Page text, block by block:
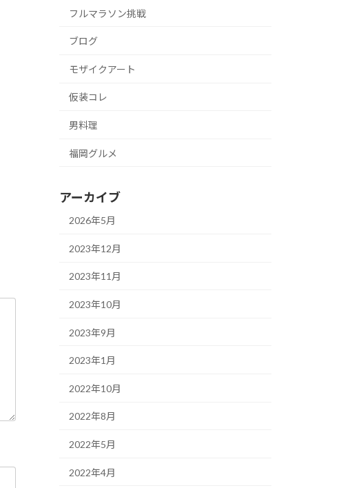
フルマラソン挑戦
ブログ
モザイクアート
仮装コレ
男料理
福岡グルメ
アーカイブ
2026年5月
2023年12月
2023年11月
2023年10月
2023年9月
2023年1月
2022年10月
2022年8月
2022年5月
2022年4月